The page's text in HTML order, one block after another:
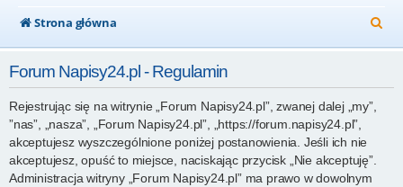
Strona główna
z
Forum Napisy24.pl - Regulamin
Rejestrując się na witrynie „Forum Napisy24.pl”, zwanej dalej „my”,
”nas”, „nasza”, „Forum Napisy24.pl”, „https://forum.napisy24.pl”,
akceptujesz wyszczególnione poniżej postanowienia. Jeśli ich nie
akceptujesz, opuść to miejsce, naciskając przycisk „Nie akceptuję”.
Administracja witryny „Forum Napisy24.pl” ma prawo w dowolnym